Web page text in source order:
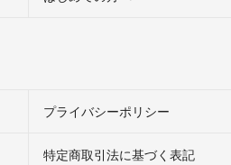
プライバシーポリシー
特定商取引法に基づく表記